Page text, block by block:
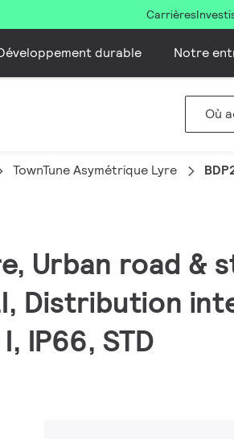
Carrières
durable Notre
Où
TownTune Asymétrique Lyre
Urban road &
Distribution
IP66, STD